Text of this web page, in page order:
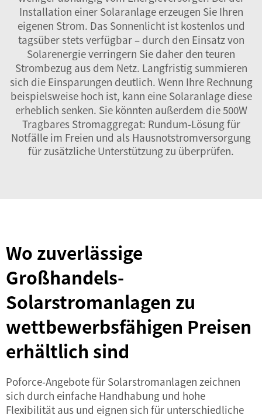
Installation einer Solaranlage erzeugen Sie Ihren
eigenen Strom. Das Sonnenlicht ist kostenlos und
tagsüber stets verfügbar – durch den Einsatz von
Solarenergie verringern Sie daher den teuren
Strombezug aus dem Netz. Langfristig summieren
sich die Einsparungen deutlich. Wenn Ihre Rechnung
beispielsweise hoch ist, kann eine Solaranlage diese
erheblich senken. Sie könnten außerdem die500W
Tragbares Stromaggregat: Rundum-Lösung für
Notfälle im Freien und als Hausnotstromversorgung
für zusätzliche Unterstützung zu überprüfen.
Wo zuverlässige
Großhandels-
Solarstromanlagen zu
wettbewerbsfähigen Preisen
erhältlich sind
Poforce-Angebote für Solarstromanlagen zeichnen
sich durch einfache Handhabung und hohe
Flexibilität aus und eignen sich für unterschiedliche